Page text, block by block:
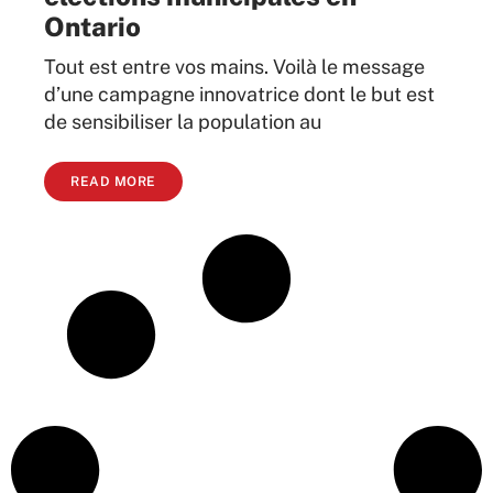
Ontario
Tout est entre vos mains. Voilà le message
d’une campagne innovatrice dont le but est
de sensibiliser la population au
READ MORE